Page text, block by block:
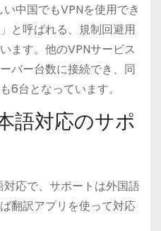
中国でもVPNを使用でき
と呼ばれる、規制回避用
ます。他のVPNサービス
バー台数に接続でき、同
6台となっています。
語対応のサポ
応で、サポートは外国語
翻訳アプリを使って対応